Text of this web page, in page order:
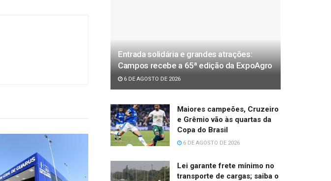
Entrada solidária e grandes atrações:
Campos recebe a 65ª edição da ExpoAgro
6 DE AGOSTO DE 2026
Maiores campeões, Cruzeiro
e Grêmio vão às quartas da
Copa do Brasil
6 DE AGOSTO DE 2026
Lei garante frete mínimo no
transporte de cargas; saiba o